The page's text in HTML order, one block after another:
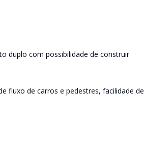
duplo com possibilidade de construir
fluxo de carros e pedestres, facilidade de